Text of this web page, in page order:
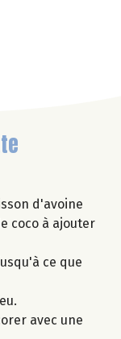
d'avoine
coco à ajouter
ce que
avec une